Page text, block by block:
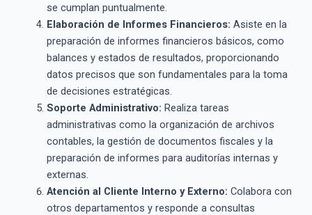
se cumplan puntualmente.
Elaboración de Informes Financieros: Asiste en la
preparación de informes financieros básicos, como
balances y estados de resultados, proporcionando
datos precisos que son fundamentales para la toma
de decisiones estratégicas.
Soporte Administrativo: Realiza tareas
administrativas como la organización de archivos
contables, la gestión de documentos fiscales y la
preparación de informes para auditorías internas y
externas.
Atención al Cliente Interno y Externo: Colabora con
otros departamentos y responde a consultas